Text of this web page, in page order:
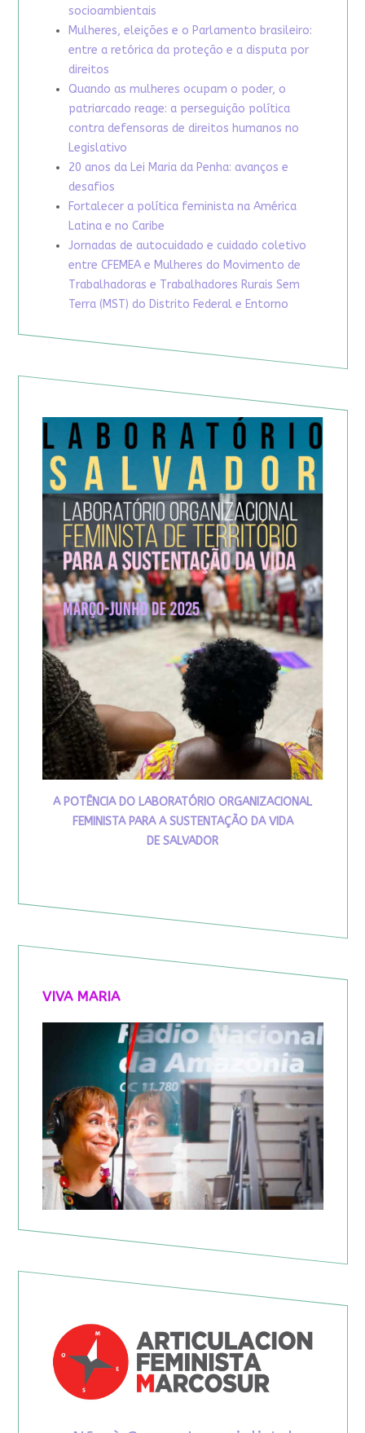
socioambientais
Mulheres, eleições e o Parlamento brasileiro:
entre a retórica da proteção e a disputa por
direitos
Quando as mulheres ocupam o poder, o
patriarcado reage: a perseguição política
contra defensoras de direitos humanos no
Legislativo
20 anos da Lei Maria da Penha: avanços e
desafios
Fortalecer a política feminista na América
Latina e no Caribe
Jornadas de autocuidado e cuidado coletivo
entre CFEMEA e Mulheres do Movimento de
Trabalhadoras e Trabalhadores Rurais Sem
Terra (MST) do Distrito Federal e Entorno
A POTÊNCIA DO LABORATÓRIO ORGANIZACIONAL
FEMINISTA PARA A SUSTENTAÇÃO DA VIDA
DE SALVADOR
VIVA MARIA